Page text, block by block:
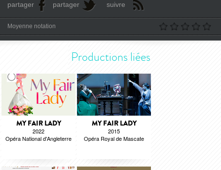
partager partager suivre
Moyenne notation
Productions liées
MY FAIR LADY
2022
Opéra National d'Angleterre
MY FAIR LADY
2015
Opéra Royal de Mascate